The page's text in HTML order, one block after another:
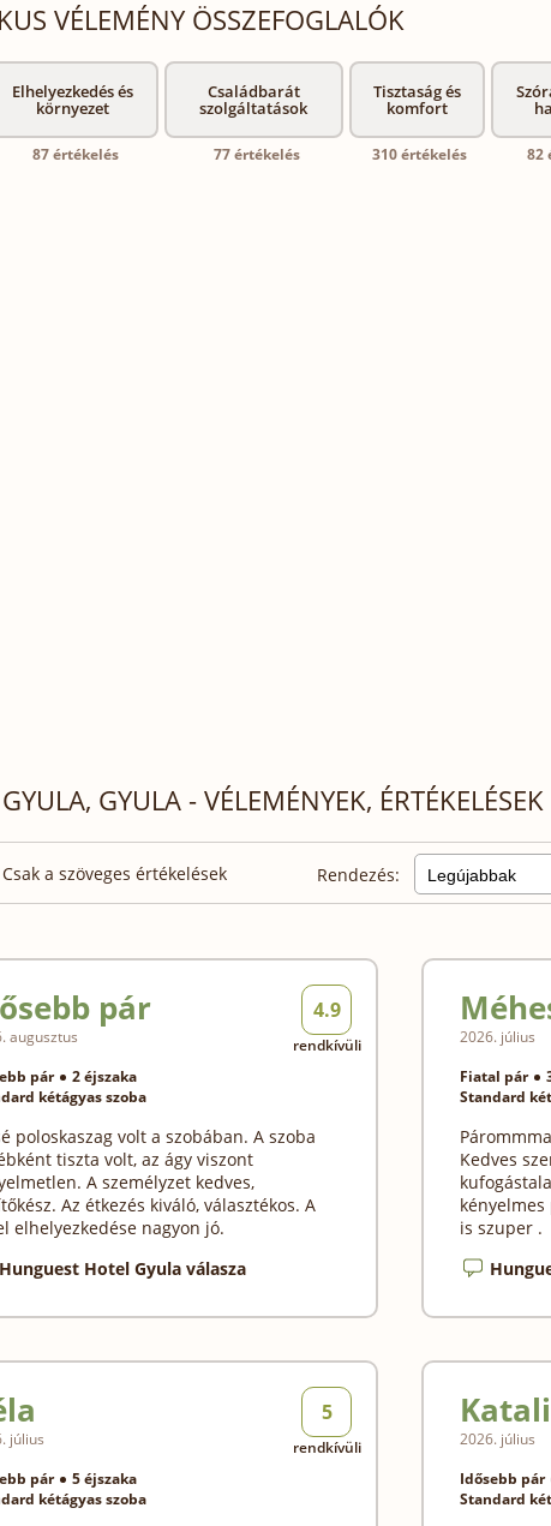
VÉLEMÉNY ÖSSZEFOGLALÓK
Elhelyezkedés és
környezet
87 értékelés
Családbarát
szolgáltatások
77 értékelés
Tisztaság és
komfort
310 értékelés 82
GYULA - VÉLEMÉNYEK, ÉRTÉKELÉSEK
Csak a szöveges értékelések Rendezés:
pár
augusztus
pár
2 éjszaka
kétágyas szoba
poloskaszag volt a szobában. A szoba
tiszta volt, az ágy viszont
A személyzet kedves,
Az étkezés kiváló, választékos. A
elhelyezkedése nagyon jó.
Hunguest Hotel Gyula válasza
4.9
rendkívüli
2026. július
Fiatal pár
Standard
Kedves
is szuper .
július
pár
5 éjszaka
kétágyas szoba
5
rendkívüli
2026. július
Idősebb pár
Standard